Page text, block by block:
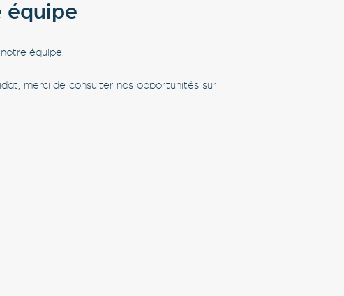
équipe
équipe.
merci de consulter nos opportunités sur